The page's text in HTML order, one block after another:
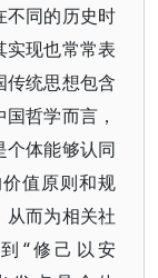
不同的历史时
现也常常表
统思想包含
哲学而言，
体能够认同
值原则和规
而为相关社
“修己以安